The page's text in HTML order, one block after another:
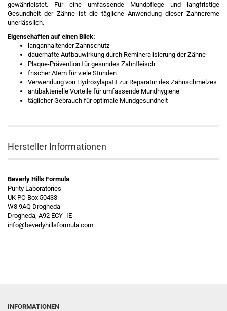
gewährleistet. Für eine umfassende Mundpflege und langfristige
Gesundheit der Zähne ist die tägliche Anwendung dieser Zahncreme
unerlässlich.
Eigenschaften auf einen Blick:
langanhaltender Zahnschutz
dauerhafte Aufbauwirkung durch Remineralisierung der Zähne
Plaque-Prävention für gesundes Zahnfleisch
frischer Atem für viele Stunden
Verwendung von Hydroxylapatit zur Reparatur des Zahnschmelzes
antibakterielle Vorteile für umfassende Mundhygiene
täglicher Gebrauch für optimale Mundgesundheit
Hersteller Informationen
Beverly Hills Formula
Purity Laboratories
UK PO Box 50433
W8 9AQ Drogheda
Drogheda, A92 ECY- IE
info@beverlyhillsformula.com
INFORMATIONEN